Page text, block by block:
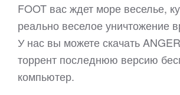
FOOT вас ждет море веселье,
реально веселое уничтожение
У нас вы можете скачать
торрент последнюю версию
компьютер.